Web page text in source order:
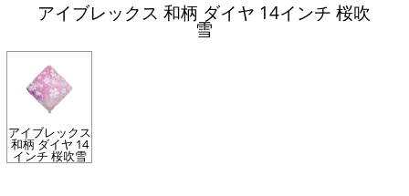
アイブレックス 和柄 ダイヤ 14インチ 桜吹
雪
アイブレックス
和柄 ダイヤ 14
インチ 桜吹雪